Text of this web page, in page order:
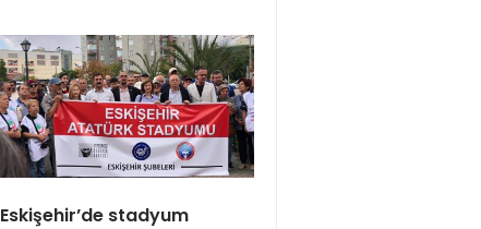
Eskişehir’de stadyum